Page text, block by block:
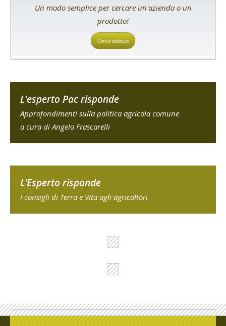
Un modo semplice per cercare un'azienda o un
prodotto!
Cerca adesso
L'esperto Pac risponde
Approfondimenti sulla politica agricola comune
a cura di Angelo Frascarelli
L'Esperto risponde
I consigli di Terra e Vita agli agricoltori